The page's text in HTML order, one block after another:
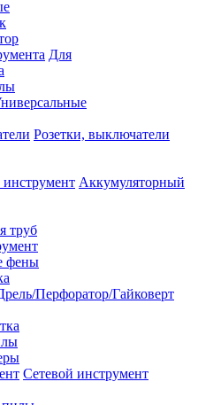
Для
Розетки, выключатели
Аккумуляторный
труб
фены
Перфоратор/Гайковерт
Сетевой инструмент